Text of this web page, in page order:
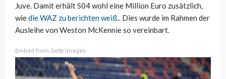
Juve. Damit erhält S04 wohl eine Million Euro zusätzlich,
wiedie WAZ zu berichten weiß.. Dies wurde im Rahmen der
Ausleihe von Weston McKennie so vereinbart.
Embed from Getty Images